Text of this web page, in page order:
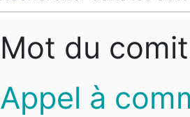
Mot du
Appel à